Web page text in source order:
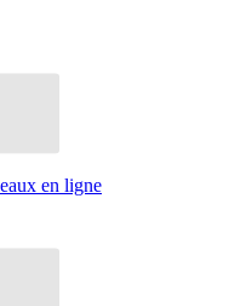
en ligne